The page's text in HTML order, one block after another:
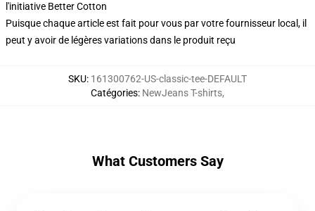
l'initiative Better Cotton
Puisque chaque article est fait pour vous par votre fournisseur local, il
peut y avoir de légères variations dans le produit reçu
SKU: 161300762-US-classic-tee-DEFAULT
Catégories: NewJeans T-shirts,
What Customers Say